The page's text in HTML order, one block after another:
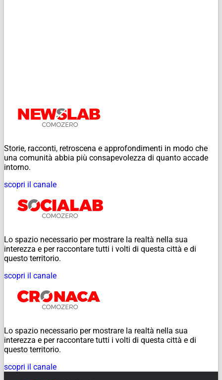
Storie, racconti, retroscena e approfondimenti in modo che
una comunità abbia più consapevolezza di quanto accade
intorno.
scopri il canale
Lo spazio necessario per mostrare la realtà nella sua
interezza e per raccontare tutti i volti di questa città e di
questo territorio.
scopri il canale
Lo spazio necessario per mostrare la realtà nella sua
interezza e per raccontare tutti i volti di questa città e di
questo territorio.
scopri il canale